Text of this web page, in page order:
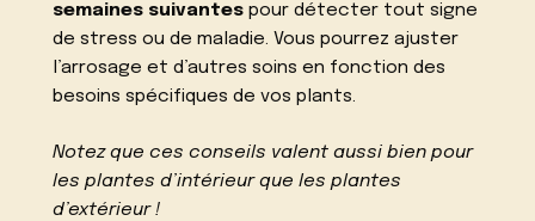
semaines suivantes pour détecter tout signe
de stress ou de maladie. Vous pourrez ajuster
l’arrosage et d’autres soins en fonction des
besoins spécifiques de vos plants.
Notez que ces conseils valent aussi bien pour
les plantes d’intérieur que les plantes
d’extérieur !